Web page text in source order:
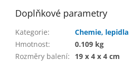
Doplňkové parametry
Kategorie:
Chemie, lepidla
Hmotnost:
0.109 kg
Rozměry balení:
19 x 4 x 4 cm